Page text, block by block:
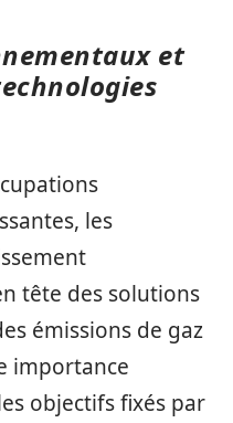
et
les
tête des solutions
émissions de gaz
importance
objectifs fixés par